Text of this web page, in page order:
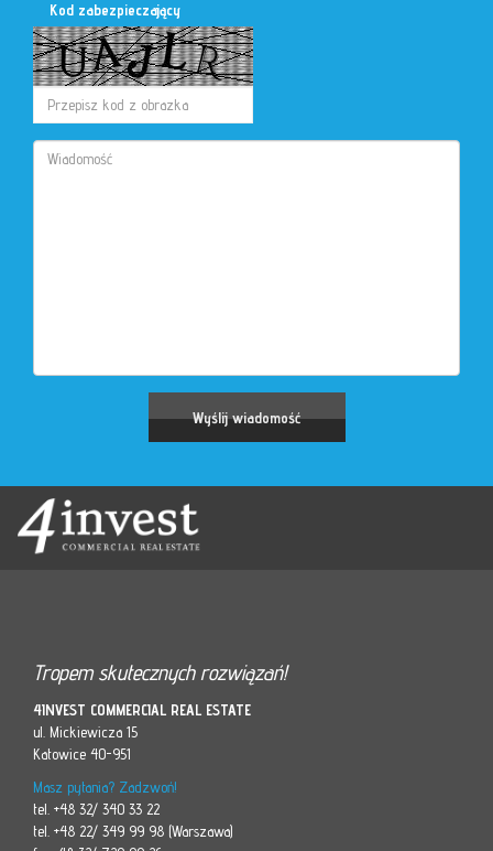
Kod zabezpieczający
Tropem skutecznych rozwiązań!
4INVEST COMMERCIAL REAL ESTATE
ul. Mickiewicza 15
Katowice 40-951
Masz pytania? Zadzwoń!
tel. +48 32/ 340 33 22
tel. +48 22/ 349 99 98 (Warszawa)